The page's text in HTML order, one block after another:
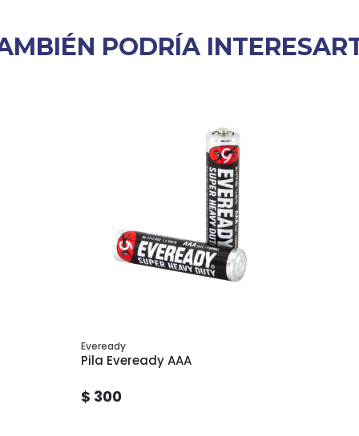
PODRÍA
Eveready
Pila Eveready AAA
$ 300